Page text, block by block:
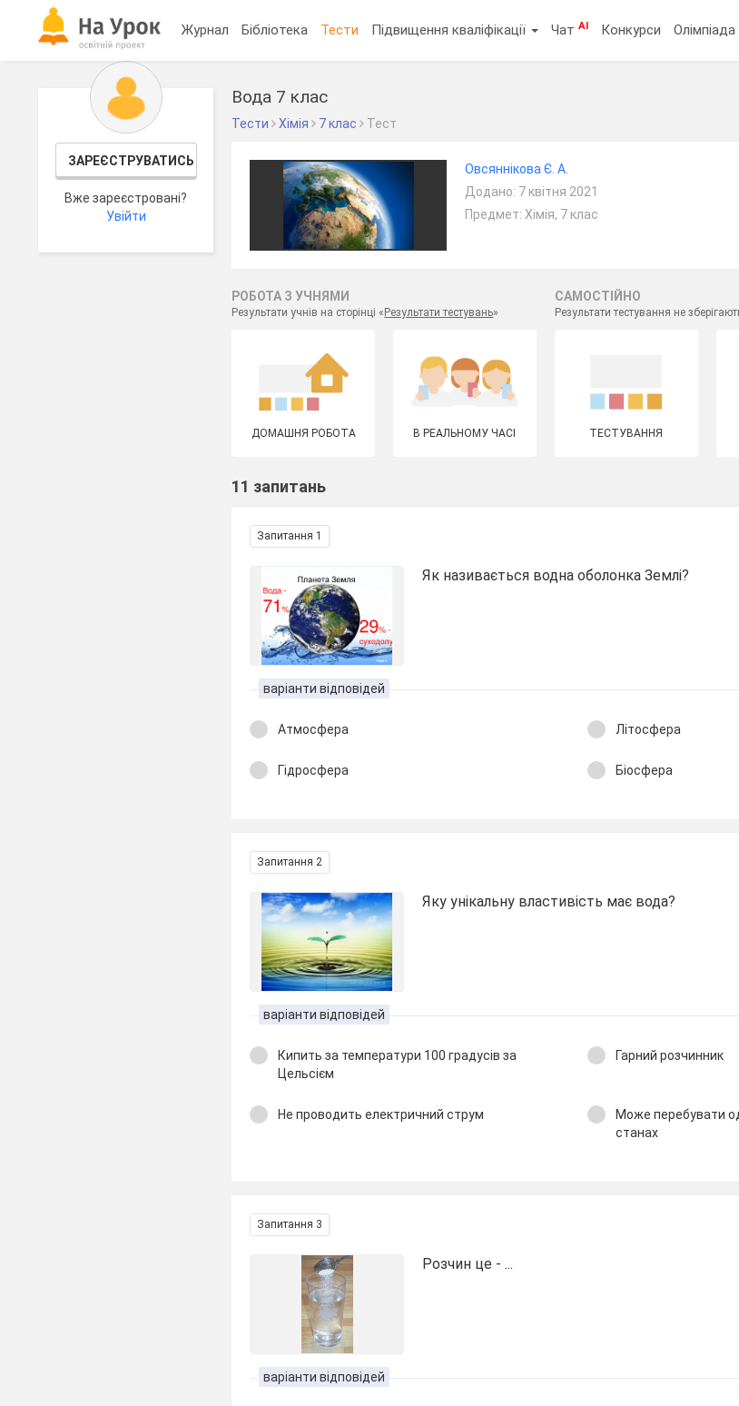
Журнал Бібліотека Тести Підвищення кваліфікації ЧатAI Конкурси Олімпіада
ЗАРЕЄСТРУВАТИСЬ
Вже зареєстровані?
Увійти
Вода 7 клас
Тести Хімія 7 клас Тест
Овсяннікова Є. А.
Додано: 7 квітня 2021
Предмет: Хімія, 7 клас
РОБОТА З УЧНЯМИ
Результати учнів на сторінці « Результати тестувань»
САМОСТІЙНО
Результати тестування не
ДОМАШНЯ РОБОТА В РЕАЛЬНОМУ ЧАСІ ТЕСТУВАННЯ
11 запитань
Запитання 1
Як називається водна оболонка Землі?
варіанти відповідей
Атмосфера Літосфера
Гідросфера Біосфера
Запитання 2
Яку унікальну властивість має вода?
варіанти відповідей
Кипить за температури 100 градусів за
Цельсієм
Гарний розчинник
Не проводить електричний струм
Може перебувати
станах
Запитання 3
Розчин це - ...
варіанти відповідей